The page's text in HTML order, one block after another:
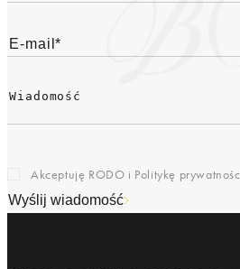
Akceptuję RODO i Politykę
Wyślij wiadomość